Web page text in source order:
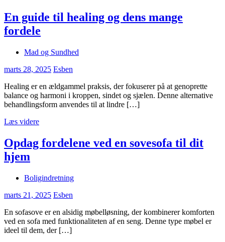
En guide til healing og dens mange
fordele
Mad og Sundhed
marts 28, 2025 Esben
Healing er en ældgammel praksis, der fokuserer på at genoprette
balance og harmoni i kroppen, sindet og sjælen. Denne alternative
behandlingsform anvendes til at lindre […]
Læs videre
Opdag fordelene ved en sovesofa til dit
hjem
Boligindretning
marts 21, 2025 Esben
En sofasove er en alsidig møbelløsning, der kombinerer komforten
ved en sofa med funktionaliteten af en seng. Denne type møbel er
ideel til dem, der […]